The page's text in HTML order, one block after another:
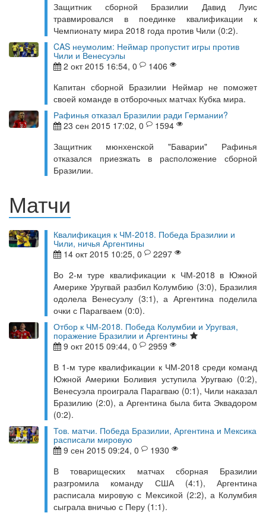
Защитник сборной Бразилии Давид Луис
травмировался в поединке квалификации к
Чемпионату мира 2018 года против Чили (0:2).
CAS неумолим: Неймар пропустит игры против
Чили и Венесуэлы
2 окт 2015 16:54, 0
1406
Капитан сборной Бразилии Неймар не поможет
своей команде в отборочных матчах Кубка мира.
Рафинья отказал Бразилии ради Германии?
23 сен 2015 17:02, 0
1594
Защитник мюнхенской "Баварии" Рафинья
отказался приезжать в расположение сборной
Бразилии.
Матчи
Квалификация к ЧМ-2018. Победа Бразилии и
Чили, ничья Аргентины
14 окт 2015 10:25, 0
2297
Во 2-м туре квалификации к ЧМ-2018 в Южной
Америке Уругвай разбил Колумбию (3:0), Бразилия
одолела Венесуэлу (3:1), а Аргентина поделила
очки с Парагваем (0:0).
Отбор к ЧМ-2018. Победа Колумбии и Уругвая,
поражение Бразилии и Аргентины
9 окт 2015 09:44, 0
2959
В 1-м туре квалификации к ЧМ-2018 среди команд
Южной Америки Боливия уступила Уругваю (0:2),
Венесуэла проиграла Парагваю (0:1), Чили наказал
Бразилию (2:0), а Аргентина была бита Эквадором
(0:2).
Тов. матчи. Победа Бразилии, Аргентина и Мексика
расписали мировую
9 сен 2015 09:24, 0
1930
В товарищеских матчах сборная Бразилии
разгромила команду США (4:1), Аргентина
расписала мировую с Мексикой (2:2), а Колумбия
сыграла вничью с Перу (1:1).